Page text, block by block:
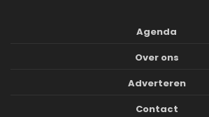
Agenda
Over ons
Adverteren
Contact